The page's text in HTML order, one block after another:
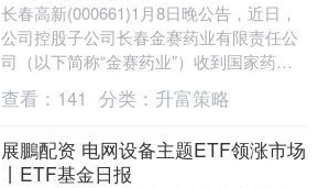
长春高新(000661)1月8日晚公告，近日，
公司控股子公司长春金赛药业有限责任公
司（以下简称“金赛药业”）收到国家药品
监督管理局核准签发的《受理通知书》，
金赛....
查看： 141 分类： 升富策略
展鵬配资 电网设备主题ETF领涨市场
丨ETF基金日报